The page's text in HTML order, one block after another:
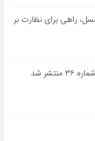
راهی برای نظارت بر